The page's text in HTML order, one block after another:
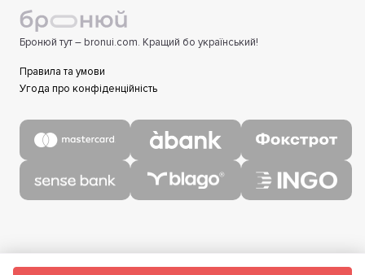
Бронюй тут – bronui.com. Кращий бо український!
Правила та умови
Угода про конфіденційність